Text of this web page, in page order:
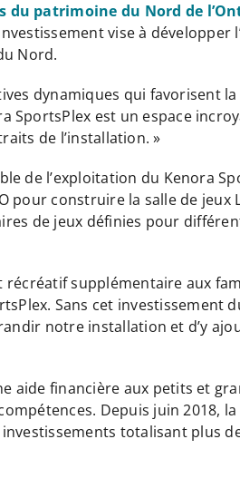
du patrimoine du Nord de
vise à développer
Nord.
dynamiques qui favorisent
SportsPlex est un espace
de l’installation. »
de l’exploitation du Kenora
pour construire la salle de jeux
de jeux définies pour
récréatif supplémentaire aux
Sans cet investissement
notre installation et d’y
aide financière aux petits et
Depuis juin 2018, la
totalisant plus